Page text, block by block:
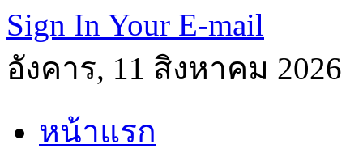
Sign In Your E-mail
อังคาร, 11 สิงหาคม 2026
หน้าแรก